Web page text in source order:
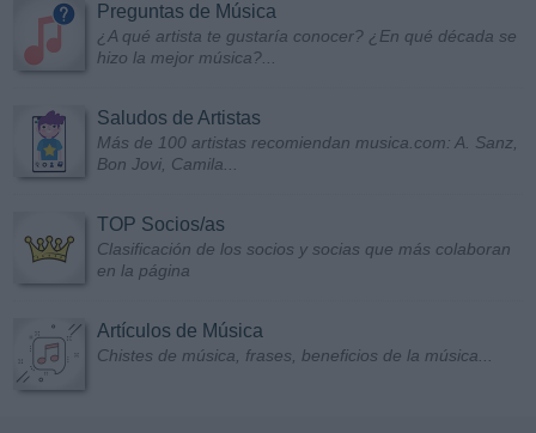
Preguntas de Música
¿A qué artista te gustaría conocer? ¿En qué década se
hizo la mejor música?...
Saludos de Artistas
Más de 100 artistas recomiendan musica.com: A. Sanz,
Bon Jovi, Camila...
TOP Socios/as
Clasificación de los socios y socias que más colaboran
en la página
Artículos de Música
Chistes de música, frases, beneficios de la música...